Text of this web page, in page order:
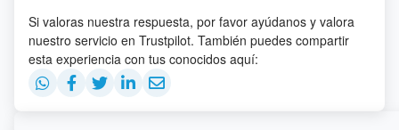
Si valoras nuestra respuesta, por favor ayúdanos y valora
nuestro servicio en Trustpilot. También puedes compartir
esta experiencia con tus conocidos aquí: